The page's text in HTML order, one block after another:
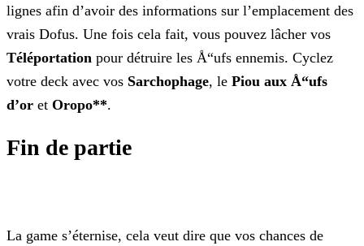
lignes afin d’avoir des informations sur l’emplacement des
vrais Dofus. Une fois cela fait, vous pouvez lâcher vos
Téléportation pour détruire les Å“ufs ennemis. Cyclez
votre deck avec vos Sarchophage, le Piou aux Å“ufs
d’or et Oropo**.
Fin de partie
La game s’éternise, cela veut dire que vos chances de